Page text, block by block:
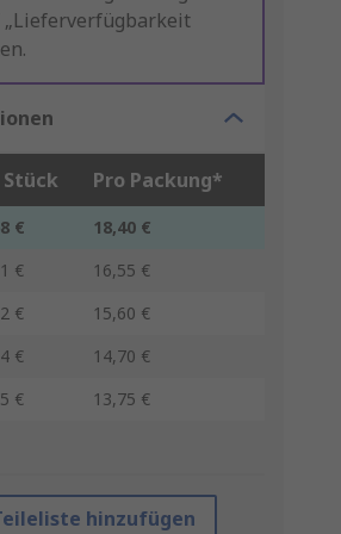
Stück Pro Packung*
€
18,40 €
€
16,55 €
€
15,60 €
€
14,70 €
€ 13,75 €
hinzufügen